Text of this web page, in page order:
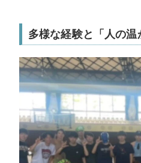
多様な経験と「人の